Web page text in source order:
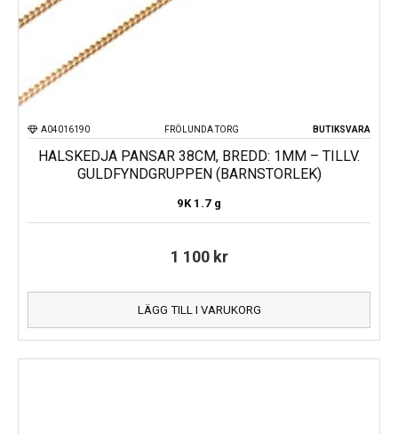
FRÖLUNDA TORG
A04016190 BUTIKSVARA
HALSKEDJA PANSAR 38CM, BREDD: 1MM – TILLV.
GULDFYNDGRUPPEN (BARNSTORLEK)
9K 1.7 g
1 100 kr
LÄGG TILL I VARUKORG